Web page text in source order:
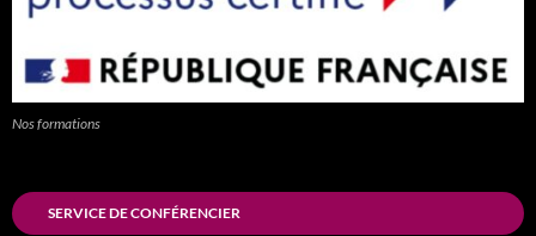
Nos formations
SERVICE DE CONFÉRENCIER